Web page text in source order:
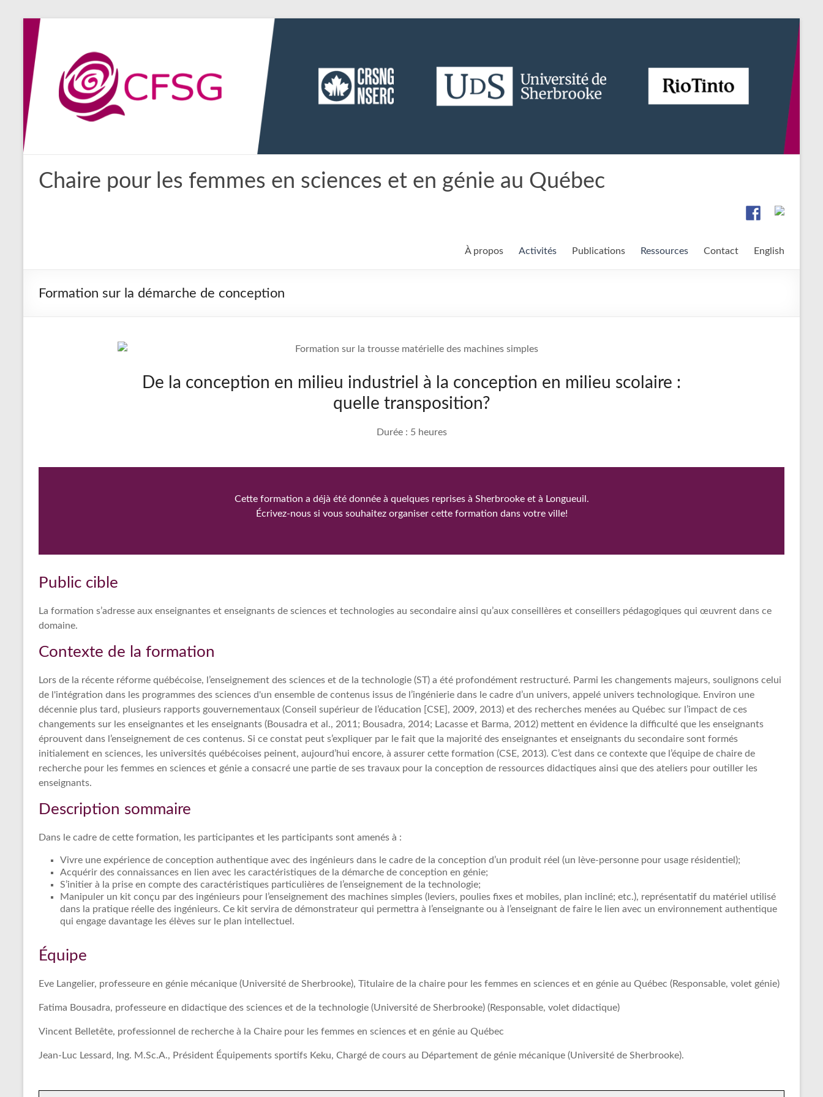
Aller
contenu
Chaire pour les femmes en sciences et en génie au Québec
À propos Activités Publications Ressources Contact English
Formation sur la démarche de conception
De la conception en milieu industriel à la conception en milieu scolaire :
quelle transposition?
Durée : 5 heures
Cette formation a déjà été donnée à quelques reprises à Sherbrooke et à Longueuil.
Écrivez-nous si vous souhaitez organiser cette formation dans votre ville!
Public cible
La formation s’adresse aux enseignantes et enseignants de sciences et technologies au secondaire ainsi qu’aux conseillères et conseillers pédagogiques qui œuvrent dans ce
domaine.
Contexte de la formation
Lors de la récente réforme québécoise, l’enseignement des sciences et de la technologie (ST) a été profondément restructuré. Parmi les changements majeurs, soulignons celui
de l'intégration dans les programmes des sciences d'un ensemble de contenus issus de l’ingénierie dans le cadre d’un univers, appelé univers technologique. Environ une
décennie plus tard, plusieurs rapports gouvernementaux (Conseil supérieur de l’éducation [CSE], 2009, 2013) et des recherches menées au Québec sur l’impact de ces
changements sur les enseignantes et les enseignants (Bousadra et al., 2011; Bousadra, 2014; Lacasse et Barma, 2012) mettent en évidence la difficulté que les enseignants
éprouvent dans l’enseignement de ces contenus. Si ce constat peut s’expliquer par le fait que la majorité des enseignantes et enseignants du secondaire sont formés
initialement en sciences, les universités québécoises peinent, aujourd’hui encore, à assurer cette formation (CSE, 2013). C’est dans ce contexte que l’équipe de chaire de
recherche pour les femmes en sciences et génie a consacré une partie de ses travaux pour la conception de ressources didactiques ainsi que des ateliers pour outiller les
enseignants.
Description sommaire
Dans le cadre de cette formation, les participantes et les participants sont amenés à :
Vivre une expérience de conception authentique avec des ingénieurs dans le cadre de la conception d’un produit réel (un lève-personne pour usage résidentiel);
Acquérir des connaissances en lien avec les caractéristiques de la démarche de conception en génie;
S’initier à la prise en compte des caractéristiques particulières de l’enseignement de la technologie;
Manipuler un kit conçu par des ingénieurs pour l’enseignement des machines simples (leviers, poulies fixes et mobiles, plan incliné; etc.), représentatif du matériel utilisé
dans la pratique réelle des ingénieurs. Ce kit servira de démonstrateur qui permettra à l’enseignante ou à l’enseignant de faire le lien avec un environnement authentique
qui engage davantage les élèves sur le plan intellectuel.
Équipe
Eve Langelier, professeure en génie mécanique (Université de Sherbrooke), Titulaire de la chaire pour les femmes en sciences et en génie au Québec (Responsable, volet génie)
Fatima Bousadra, professeure en didactique des sciences et de la technologie (Université de Sherbrooke) (Responsable, volet didactique)
Vincent Belletête, professionnel de recherche à la Chaire pour les femmes en sciences et en génie au Québec
Jean-Luc Lessard, Ing. M.Sc.A., Président Équipements sportifs Keku, Chargé de cours au Département de génie mécanique (Université de Sherbrooke).